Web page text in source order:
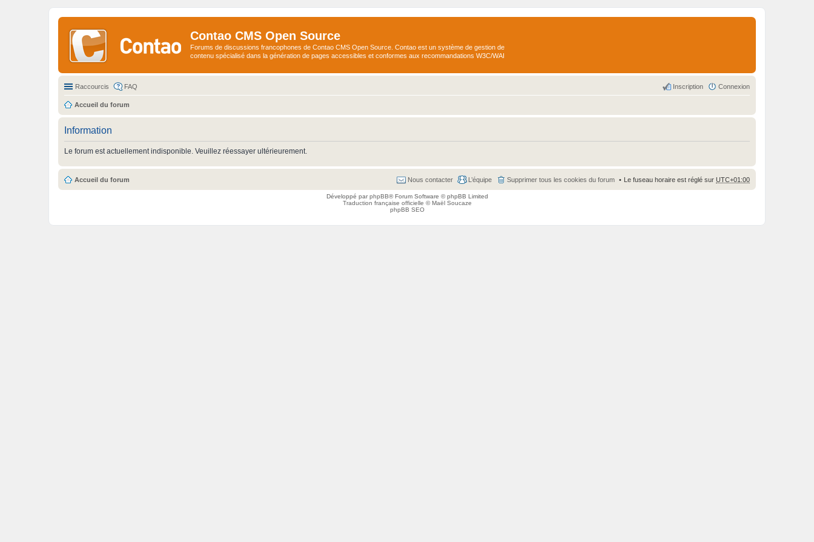
Contao CMS Open Source
Forums de discussions francophones de Contao CMS Open Source. Contao est un système de gestion de
contenu spécialisé dans la génération de pages accessibles et conformes aux recommandations W3C/WAI
Raccourcis FAQ Connexion
Inscription
Accueil du forum
Information
Le forum est actuellement indisponible. Veuillez réessayer ultérieurement.
Accueil du forum Le fuseau horaire est réglé sur UTC+01:00
Supprimer tous les cookies du forum
L’équipe
Nous contacter
Développé parphpBB® Forum Software © phpBB Limited
Traduction française officielle ©Maël Soucaze
phpBB SEO